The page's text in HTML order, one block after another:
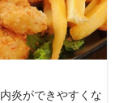
炎ができやすくな